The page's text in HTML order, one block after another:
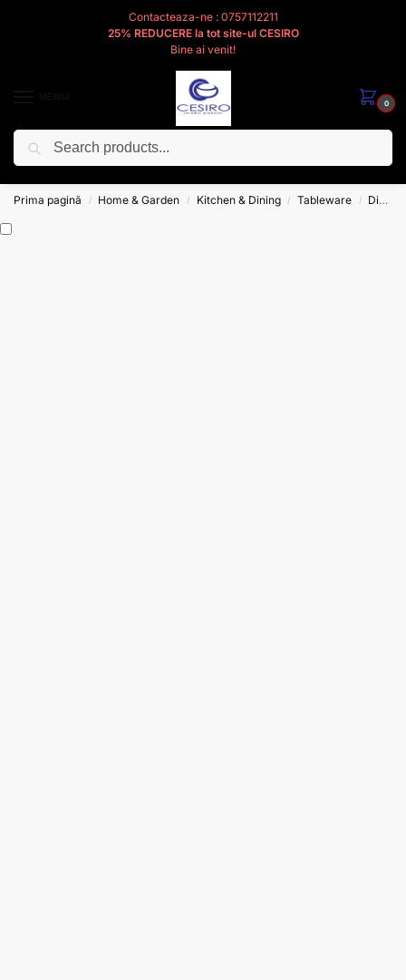
Contacteaza-ne : 0757112211
25% REDUCERE la tot site-ul CESIRO
Bine ai venit!
0
Cesiro
Prima pagină / Home & Garden / Kitchen & Dining / Tableware / Dinnerware